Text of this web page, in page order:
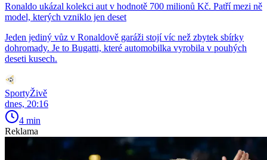
Ronaldo ukázal kolekci aut v hodnotě 700 milionů Kč. Patří mezi ně
model, kterých vzniklo jen deset
Jeden jediný vůz v Ronaldově garáži stojí víc než zbytek sbírky
dohromady. Je to Bugatti, které automobilka vyrobila v pouhých
deseti kusech.
SportyŽivě
dnes, 20:16
4 min
Reklama